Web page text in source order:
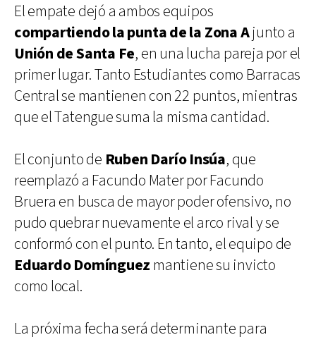
El empate dejó a ambos equipos
compartiendo la punta de la Zona Ajunto a
Unión de Santa Fe, en una lucha pareja por el
primer lugar. Tanto Estudiantes como Barracas
Central se mantienen con 22 puntos, mientras
que el Tatengue suma la misma cantidad.
El conjunto de Ruben Darío Insúa, que
reemplazó a Facundo Mater por Facundo
Bruera en busca de mayor poder ofensivo, no
pudo quebrar nuevamente el arco rival y se
conformó con el punto. En tanto, el equipo de
Eduardo Domínguez mantiene su invicto
como local.
La próxima fecha será determinante para